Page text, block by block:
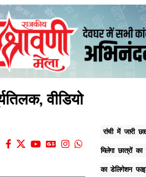
वीडियो
रांची में जारी
मिलेगा छात्रों
का डेलिगेशन